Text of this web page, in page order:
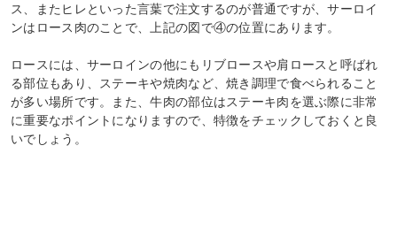
ス、またヒレといった言葉で注文するのが普通ですが、サーロイ
ンはロース肉のことで、上記の図で④の位置にあります。
ロースには、サーロインの他にもリブロースや肩ロースと呼ばれ
る部位もあり、ステーキや焼肉など、焼き調理で食べられること
が多い場所です。また、牛肉の部位はステーキ肉を選ぶ際に非常
に重要なポイントになりますので、特徴をチェックしておくと良
いでしょう。